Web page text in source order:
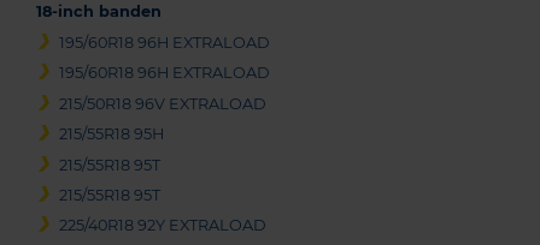
18-inch banden
195/60R18 96H EXTRALOAD
195/60R18 96H EXTRALOAD
215/50R18 96V EXTRALOAD
215/55R18 95H
215/55R18 95T
215/55R18 95T
225/40R18 92Y EXTRALOAD